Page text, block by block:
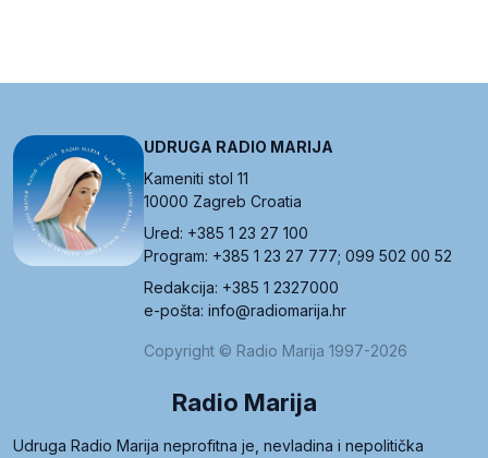
UDRUGA RADIO MARIJA
Kameniti stol 11
10000 Zagreb Croatia
Ured: +385 1 23 27 100
Program: +385 1 23 27 777; 099 502 00 52
Redakcija: +385 1 2327000
e-pošta: info@radiomarija.hr
Copyright © Radio Marija 1997-2026
Radio Marija
Udruga Radio Marija neprofitna je, nevladina i nepolitička